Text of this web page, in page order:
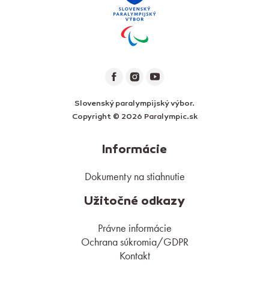
Slovenský paralympijský výbor.
Copyright © 2026 Paralympic.sk
Informácie
Dokumenty na stiahnutie
Užitočné odkazy
Právne informácie
Ochrana súkromia/GDPR
Kontakt